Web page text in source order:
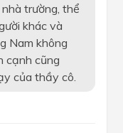
trường, thể
khác và
Nam không
cạnh cũng
của thầy cô.